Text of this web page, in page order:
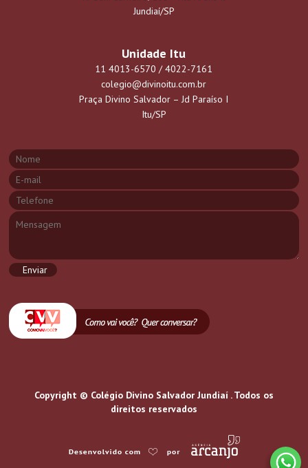
Jundiaí/SP
Unidade Itu
11 4013-6570 / 4022-7161
colegio@divinoitu.com.br
Praça Divino Salvador – Jd Paraíso I
Itu/SP
Copyright © Colégio Divino Salvador Jundiaí . Todos os
direitos reservados